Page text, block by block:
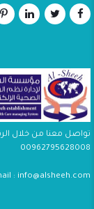
تواصل معنا من خلال
00962795628008
: info@alsheeh.com